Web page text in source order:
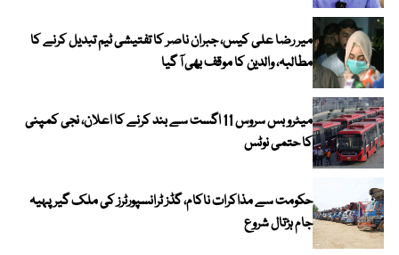
میر رضا علی کیس، جبران ناصر کا تفتیشی ٹیم تبدیل کرنے کا
مطالبہ، والدین کا موقف بھی آ گیا
میٹرو بس سروس 11 اگست سے بند کرنے کا اعلان، نجی کمپنی
کا حتمی نوٹس
حکومت سے مذاکرات ناکام، گڈز ٹرانسپورٹرز کی ملک گیر پہیہ
جام ہڑتال شروع